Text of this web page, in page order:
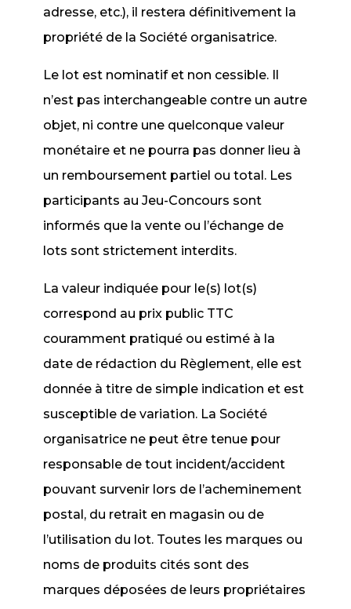
adresse, etc.), il restera définitivement la
propriété de la Société organisatrice.
Le lot est nominatif et non cessible. Il
n’est pas interchangeable contre un autre
objet, ni contre une quelconque valeur
monétaire et ne pourra pas donner lieu à
un remboursement partiel ou total. Les
participants au Jeu-Concours sont
informés que la vente ou l’échange de
lots sont strictement interdits.
La valeur indiquée pour le(s) lot(s)
correspond au prix public TTC
couramment pratiqué ou estimé à la
date de rédaction du Règlement, elle est
donnée à titre de simple indication et est
susceptible de variation. La Société
organisatrice ne peut être tenue pour
responsable de tout incident/accident
pouvant survenir lors de l’acheminement
postal, du retrait en magasin ou de
l’utilisation du lot. Toutes les marques ou
noms de produits cités sont des
marques déposées de leurs propriétaires